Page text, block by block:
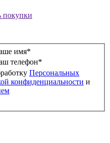
покупки
имя*
телефон*
Персональных
конфиденциальности и